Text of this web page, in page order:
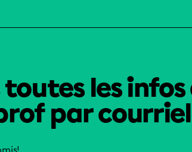
toutes les
par